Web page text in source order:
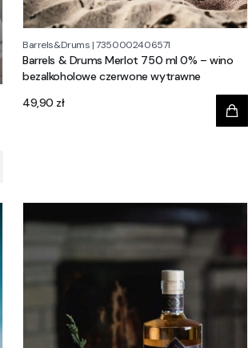
Barrels&Drums |7350002406571
Barrels & Drums Merlot 750 ml 0% – wino
bezalkoholowe czerwone wytrawne
Cena
49,90 zł